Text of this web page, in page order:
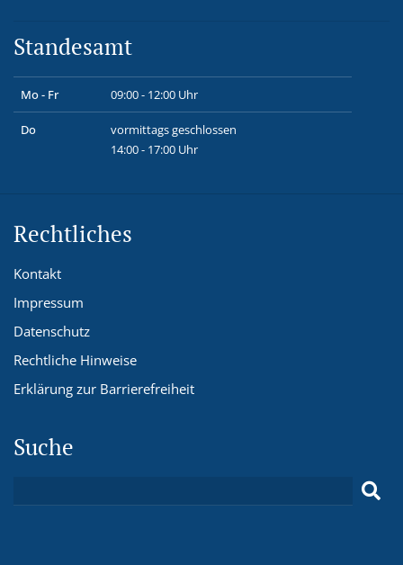
Standesamt
Mo - Fr 09:00 - 12:00 Uhr
Do
vormittags geschlossen
14:00 - 17:00 Uhr
Rechtliches
Kontakt
Impressum
Datenschutz
Rechtliche Hinweise
Erklärung zur Barrierefreiheit
Suche